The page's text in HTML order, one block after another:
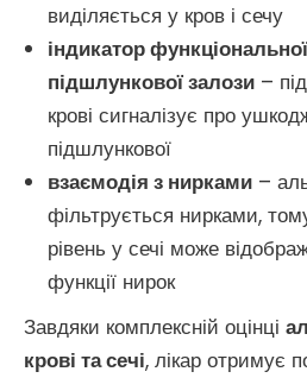
виділяється у кров і сечу
індикатор
підшлункової залози –
крові сигналізує про
підшлункової
взаємодія з нирками –
фільтрується нирками,
рівень у сечі може
функції нирок
Завдяки комплексній оцінці
крові та сечі, лікар отримує